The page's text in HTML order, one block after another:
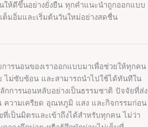
ห้ดีขึ้นอย่างยั่งยืน ทุกคำแนะนำถูกออกแบบ
มอิ่มและเริ่มต้นวันใหม่อย่างสดชื่น
ารนอนของเราออกแบบมาเพื่อช่วยให้ทุกคน
ไม่ซับซ้อน และสามารถนำไปใช้ได้ทันทีใน
กการนอนหลับอย่างเป็นธรรมชาติ ปัจจัยที่ส่ง
วามเครียด อุณหภูมิ แสง และกิจกรรมก่อน
เป็นมิตรและเข้าถึงได้สำหรับทุกคน ไม่ว่า